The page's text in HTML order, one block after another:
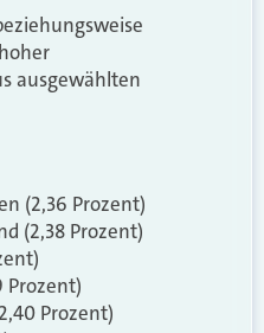
ausgewählten
(2,36 Prozent)
(2,38 Prozent)
Prozent)
Prozent)